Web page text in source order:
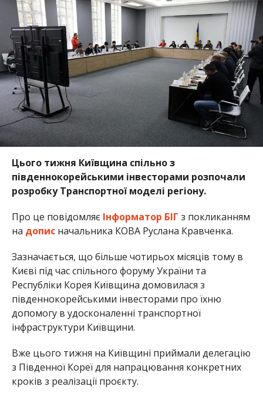
Цього тижня Київщина спільно з
південнокорейськими інвесторами розпочали
розробку Транспортної моделі регіону.
Про це повідомляє Інформатор БІГ з покликанням
на дописначальника КОВА Руслана Кравченка.
Зазначається, що більше чотирьох місяців тому в
Києві під час спільного форуму України та
Республіки Корея Київщина домовилася з
південнокорейськими інвесторами про їхню
допомогу в удосконаленні транспортної
інфраструктури Київщини.
Вже цього тижня на Київщині приймали делегацію
з Південної Кореї для напрацювання конкретних
кроків з реалізації проєкту.